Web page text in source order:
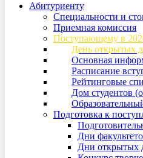
Абитуриенту
Специальности и
Приемная комиссия
Поступающему в
День открытых
Основная
Расписание
Рейтинговые
Дом студентов
Подготовка к
Дни
Дни открытых